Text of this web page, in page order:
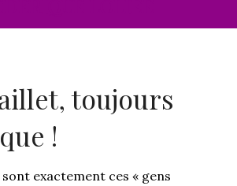
toujours
!
exactement ces « gens